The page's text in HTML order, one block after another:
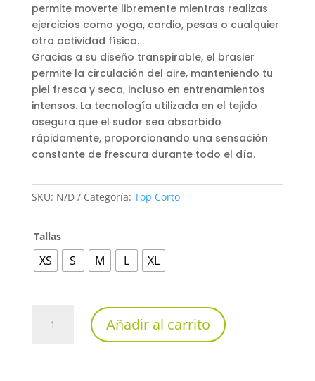
permite moverte libremente mientras realizas
ejercicios como yoga, cardio, pesas o cualquier
otra actividad física.
Gracias a su diseño transpirable, el brasier
permite la circulación del aire, manteniendo tu
piel fresca y seca, incluso en entrenamientos
intensos. La tecnología utilizada en el tejido
asegura que el sudor sea absorbido
rápidamente, proporcionando una sensación
constante de frescura durante todo el día.
SKU: N/D Categoría: Top Corto
Tallas
XS S M L XL
Corto
Añadir al carrito